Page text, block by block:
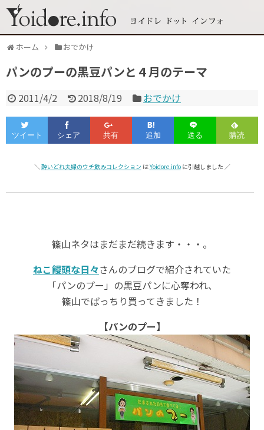
ホーム おでかけ
パンのプーの黒豆パンと４月のテーマ
2011/4/2 2018/8/19 おでかけ
＼ 酔いどれ夫婦のウチ飲みコレクション はYoidore.infoに引越しました ／
篠山ネタはまだまだ続きます・・・。
ねこ饅頭な日々さんのブログで紹介されていた
「パンのプー」の黒豆パンに心奪われ、
篠山でばっちり買ってきました！
【パンのプー】